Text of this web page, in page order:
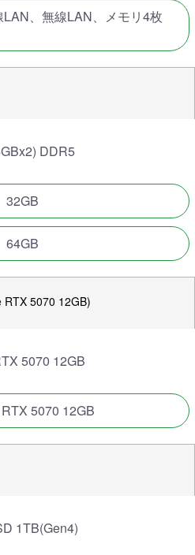
、無線LAN、メモリ4枚
DDR5
32GB
64GB
RTX 5070 12GB)
5070 12GB
5070 12GB
1TB(Gen4)